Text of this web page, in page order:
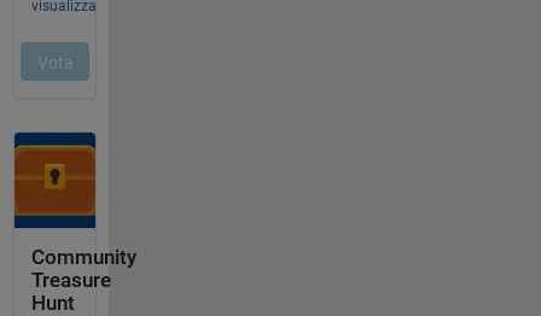
Community
Treasure
Hunt